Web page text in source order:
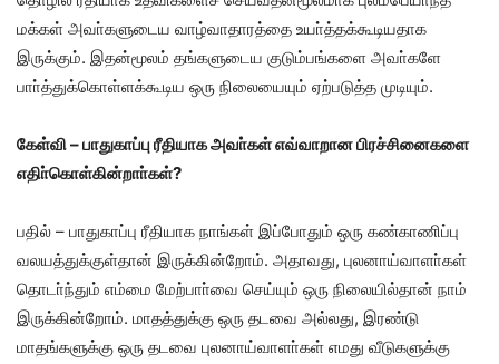
மக்கள் அவா்களுடைய வாழ்வாதாரத்தை உயா்த்தக்கூடியதாக
இருக்கும். இதன்மூலம் தங்களுடைய குடும்பங்களை அவா்களே
பாா்த்துக்கொள்ளக்கூடிய ஒரு நிலையையும் ஏற்படுத்த முடியும்.
கேள்வி – பாதுகாப்பு ரீதியாக அவா்கள் எவ்வாறான பிரச்சினைகளை
எதிா்கொள்கின்றாா்கள்?
பதில் – பாதுகாப்பு ரீதியாக நாங்கள் இப்போதும் ஒரு கண்காணிப்பு
வலயத்துக்குள்தான் இருக்கின்றோம். அதாவது, புலனாய்வாளா்கள்
தொடா்ந்தும் எம்மை மேற்பாா்வை செய்யும் ஒரு நிலையில்தான் நாம்
இருக்கின்றோம். மாதத்துக்கு ஒரு தடவை அல்லது, இரண்டு
மாதங்களுக்கு ஒரு தடவை புலனாய்வாளா்கள் எமது வீடுகளுக்கு